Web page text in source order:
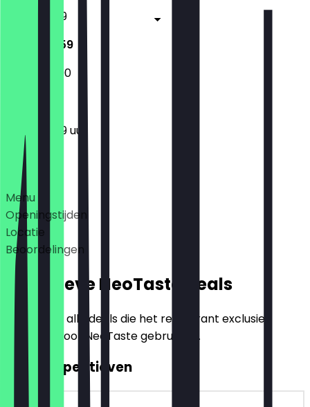
11:30 - 23:59
11:30 - 23:59
12:00 - 23:00
11:30 - 23:59 uur
Deals
Menu
Openingstijden
Locatie
Beoordelingen
Exclusieve NeoTaste Deals
Hier vind je alle deals die het restaurant exclusief
aanbiedt voor NeoTaste gebruikers.
2voor1 Aperitieven